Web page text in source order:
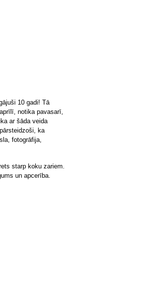
10 gadi! Tā
notika pavasarī,
ar šāda veida
ka
fotogrāfija,
starp koku zariem.
un apcerība.